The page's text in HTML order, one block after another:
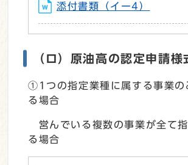
添付書類（イー4）
（ロ）原油高の認定申請様
①1つの指定業種に属する事業の
る場合
営んでいる複数の事業が全て
る場合